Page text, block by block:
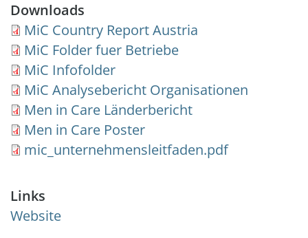
Downloads
Document
MiC Country Report Austria
Document
MiC Folder fuer Betriebe
Document
MiC Infofolder
Document
MiC Analysebericht Organisationen
Document
Men in Care Länderbericht
Document
Men in Care Poster
Document
mic_unternehmensleitfaden.pdf
Links
Website